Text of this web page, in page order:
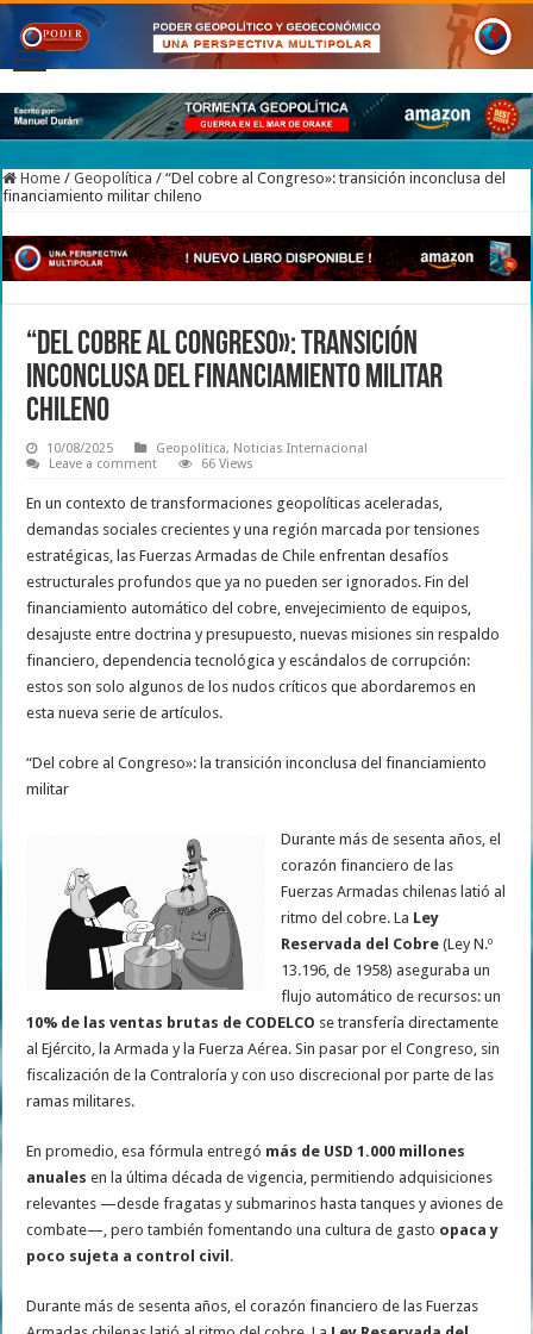
Home / Geopolítica / “Del cobre al Congreso»: transición inconclusa del
financiamiento militar chileno
“Del cobre al Congreso»: transición
inconclusa del financiamiento militar
chileno
10/08/2025 Geopolítica, Noticias Internacional
Leave a comment
66 Views
En un contexto de transformaciones geopolíticas aceleradas,
demandas sociales crecientes y una región marcada por tensiones
estratégicas, las Fuerzas Armadas de Chile enfrentan desafíos
estructurales profundos que ya no pueden ser ignorados. Fin del
financiamiento automático del cobre, envejecimiento de equipos,
desajuste entre doctrina y presupuesto, nuevas misiones sin respaldo
financiero, dependencia tecnológica y escándalos de corrupción:
estos son solo algunos de los nudos críticos que abordaremos en
esta nueva serie de artículos.
“Del cobre al Congreso»: la transición inconclusa del financiamiento
militar
Durante más de sesenta años, el
corazón financiero de las
Fuerzas Armadas chilenas latió al
ritmo del cobre. La Ley
Reservada del Cobre (Ley N.º
13.196, de 1958) aseguraba un
flujo automático de recursos: un
10% de las ventas brutas de CODELCO se transfería directamente
al Ejército, la Armada y la Fuerza Aérea. Sin pasar por el Congreso, sin
fiscalización de la Contraloría y con uso discrecional por parte de las
ramas militares.
En promedio, esa fórmula entregó más de USD 1.000 millones
anuales en la última década de vigencia, permitiendo adquisiciones
relevantes —desde fragatas y submarinos hasta tanques y aviones de
combate—, pero también fomentando una cultura de gasto opaca y
poco sujeta a control civil .
Durante más de sesenta años, el corazón financiero de las Fuerzas